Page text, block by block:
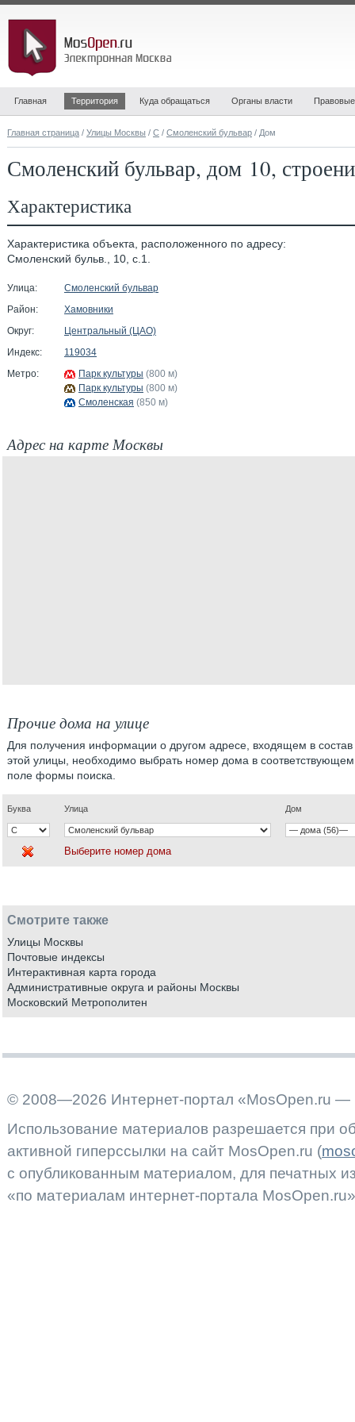
Главная Территория Куда обращаться Органы власти
Главная страница / Улицы Москвы / С / Смоленский бульвар / Дом
Смоленский бульвар, дом 10,
Характеристика
Характеристика объекта, расположенного по адресу:
Смоленский бульв., 10, с.1.
Улица:
Смоленский бульвар
Район:
Хамовники
Округ:
Центральный (ЦАО)
Индекс:
119034
Метро:
Парк культуры (800 м)
Парк культуры (800 м)
Смоленская (850 м)
Адрес на карте Москвы
Прочие дома на улице
Для получения информации о другом адресе, входящем в состав
этой улицы, необходимо выбрать номер дома в соответствующем
поле формы поиска.
Буква Улица Дом
Выберите номер дома
Смотрите также
Улицы Москвы
Почтовые индексы
Интерактивная карта города
Административные округа и районы Москвы
Московский Метрополитен
© 2008—2026 Интернет-портал «MosOpen.ru —
Использование материалов разрешается при
активной гиперссылки на сайт MosOpen.ru (
с опубликованным материалом, для печатных
«по материалам интернет-портала